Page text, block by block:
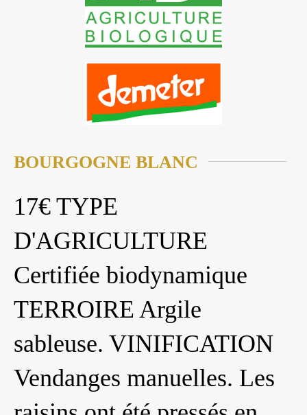
BOURGOGNE BLANC
17€ TYPE
D'AGRICULTURE
Certifiée biodynamique
TERROIRE Argile
sableuse. VINIFICATION
Vendanges manuelles. Les